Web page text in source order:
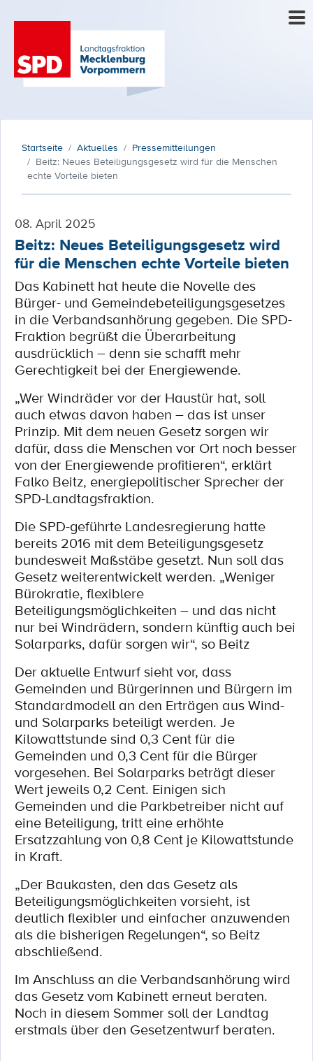
Startseite Aktuelles
Pressemitteilungen
Beitz: Neues Beteiligungsgesetz wird für die Menschen
echte Vorteile bieten
08. April 2025
Beitz: Neues Beteiligungsgesetz wird
für die Menschen echte Vorteile bieten
Das Kabinett hat heute die Novelle des
Bürger- und Gemeindebeteiligungsgesetzes
in die Verbandsanhörung gegeben. Die SPD-
Fraktion begrüßt die Überarbeitung
ausdrücklich – denn sie schafft mehr
Gerechtigkeit bei der Energiewende.
„Wer Windräder vor der Haustür hat, soll
auch etwas davon haben – das ist unser
Prinzip. Mit dem neuen Gesetz sorgen wir
dafür, dass die Menschen vor Ort noch besser
von der Energiewende profitieren“, erklärt
Falko Beitz, energiepolitischer Sprecher der
SPD-Landtagsfraktion.
Die SPD-geführte Landesregierung hatte
bereits 2016 mit dem Beteiligungsgesetz
bundesweit Maßstäbe gesetzt. Nun soll das
Gesetz weiterentwickelt werden. „Weniger
Bürokratie, flexiblere
Beteiligungsmöglichkeiten – und das nicht
nur bei Windrädern, sondern künftig auch bei
Solarparks, dafür sorgen wir“, so Beitz
Der aktuelle Entwurf sieht vor, dass
Gemeinden und Bürgerinnen und Bürgern im
Standardmodell an den Erträgen aus Wind-
und Solarparks beteiligt werden. Je
Kilowattstunde sind 0,3 Cent für die
Gemeinden und 0,3 Cent für die Bürger
vorgesehen. Bei Solarparks beträgt dieser
Wert jeweils 0,2 Cent. Einigen sich
Gemeinden und die Parkbetreiber nicht auf
eine Beteiligung, tritt eine erhöhte
Ersatzzahlung von 0,8 Cent je Kilowattstunde
in Kraft.
„Der Baukasten, den das Gesetz als
Beteiligungsmöglichkeiten vorsieht, ist
deutlich flexibler und einfacher anzuwenden
als die bisherigen Regelungen“, so Beitz
abschließend.
Im Anschluss an die Verbandsanhörung wird
das Gesetz vom Kabinett erneut beraten.
Noch in diesem Sommer soll der Landtag
erstmals über den Gesetzentwurf beraten.